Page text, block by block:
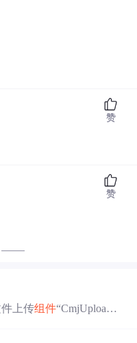
赞
赞
——
上传组件“CmjUploa